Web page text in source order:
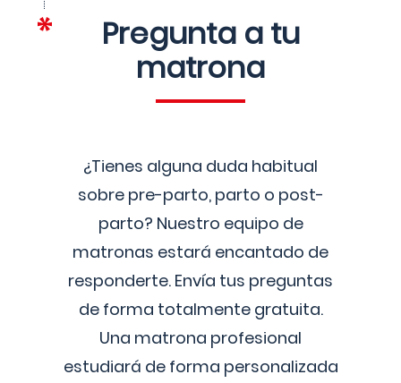
Pregunta a tu
matrona
¿Tienes alguna duda habitual
sobre pre-parto, parto o post-
parto? Nuestro equipo de
matronas estará encantado de
responderte. Envía tus preguntas
de forma totalmente gratuita.
Una matrona profesional
estudiará de forma personalizada